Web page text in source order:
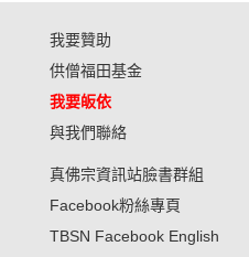
我要贊助
供僧福田基金
我要皈依
與我們聯絡
真佛宗資訊站臉書群組
Facebook粉絲專頁
TBSN Facebook English